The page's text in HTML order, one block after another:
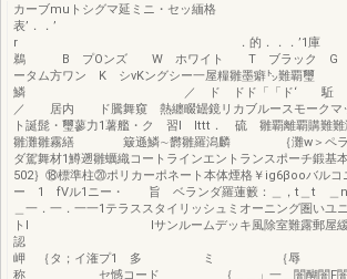
カーブmuトシグマ延ミニ・セッ緬格
表’．．’
r ．的．．．’1庫
鵜 B プOンズ W ホワイト T ブラック G
ータム方ワン K シvKングシー一屋糧雛墨癖㌧難覇璽
鱗 ／ ド ドド「「ド‘ 駈
／ 居内 ド騰舞窺 熱纏畷罎鏡リカブルースモークマ
ト誕髭・璽蓼力1薯艦・ク 習l lttt． 硫 雛覇離覇購難難
雛灘雛霧繕 簸遜鱗∼欝雛羅潟麟 ｛灘w＞ペラ
ダ駕舞材1鱒遡雛蠣織コートラインエントランスポーチ鍛基
502｝⑱標準柱⑳ポリカーポネート本体煙格￥ig6βooバルコ
ー 1 fVル1ニー・ 旨 ベランダ羅蓮籔：＿，t＿t ＿
＿一．一．一一1テラススタイリッシュミオーニング圏いユ
トl lサンルームデッキ風除室難露郵屋緩
岬 ｛タ；イ潅プ1 多 ミ ｛辱
称 セ憾コード ｛＿＿」一＿闇醐闇F闇